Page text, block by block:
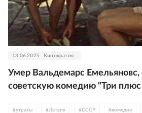
13.06.2025 Кинократия
Умер Вальдемарс
советскую комедию "Три плюс
#утраты # Латвия #СССР #комедия